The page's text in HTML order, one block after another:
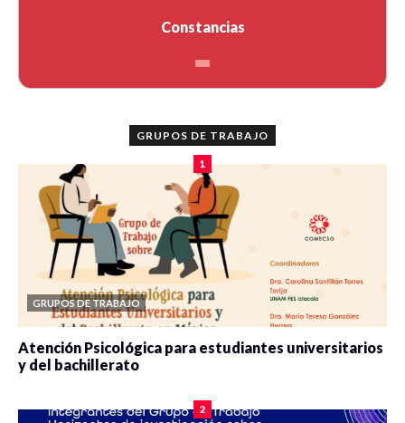
Constancias
GRUPOS DE TRABAJO
1
GRUPOS DE TRABAJO
Atención Psicológica para estudiantes universitarios
y del bachillerato
2